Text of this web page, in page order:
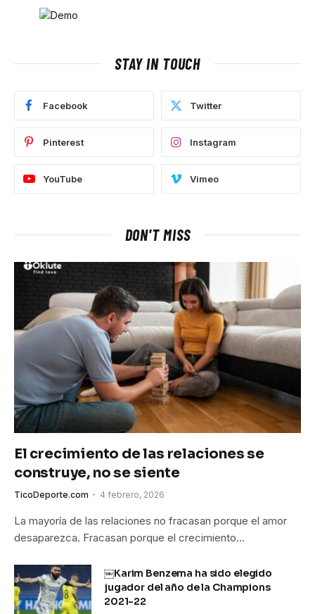
STAY IN TOUCH
Facebook Twitter
Pinterest Instagram
YouTube Vimeo
DON'T MISS
El crecimiento de las relaciones se
construye, no se siente
TicoDeporte.com 4 febrero, 2026
La mayoría de las relaciones no fracasan porque el amor
desaparezca. Fracasan porque el crecimiento…
￼Karim Benzema ha sido elegido
jugador del año de la Champions
2021-22